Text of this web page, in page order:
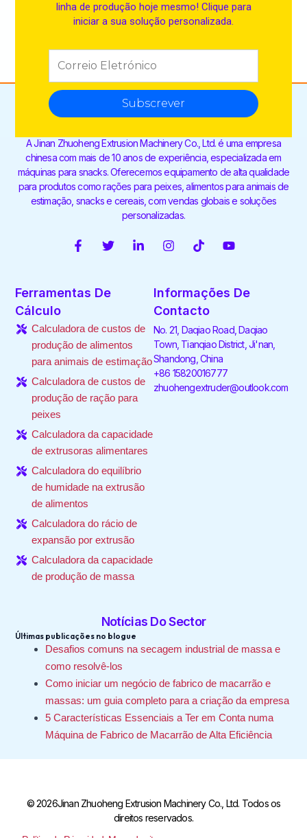
linha de produção hoje mesmo! Clique para
iniciar a sua solução personalizada.
Subscrever
A Jinan Zhuoheng Extrusion Machinery Co., Ltd. é uma empresa
chinesa com mais de 10 anos de experiência, especializada em
máquinas para snacks. Oferecemos equipamento de alta qualidade
para produtos como rações para peixes, alimentos para animais de
estimação, snacks e cereais, com vendas globais e soluções
personalizadas.
F
b
k
-
T
t
L
n
n
I
a
g
r
a
m
T
o
k
Y
u
Ferramentas De
Cálculo
Calculadora de custos de
produção de alimentos
para animais de estimação
Calculadora de custos de
produção de ração para
peixes
Calculadora da capacidade
de extrusoras alimentares
Calculadora do equilíbrio
de humidade na extrusão
de alimentos
Calculadora do rácio de
expansão por extrusão
Calculadora da capacidade
de produção de massa
Informações De
Contacto
No. 21, Daqiao Road, Daqiao
Town, Tianqiao District, Ji'nan,
Shandong, China
+86 15820016777
zhuohengextruder@outlook.com
Notícias Do Sector
Últimas publicações no blogue
Desafios comuns na secagem industrial de massa e
como resolvê-los
Como iniciar um negócio de fabrico de macarrão e
massas: um guia completo para a criação da empresa
5 Características Essenciais a Ter em Conta numa
Máquina de Fabrico de Macarrão de Alta Eficiência
© 2026Jinan Zhuoheng Extrusion Machinery Co., Ltd. Todos os
direitos reservados.